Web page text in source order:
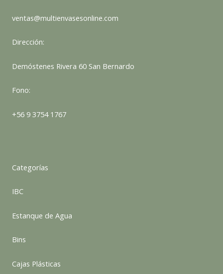
ventas@multienvasesonline.com
Dirección:
Demóstenes Rivera 60 San Bernardo
Fono:
+56 9 3754 1767
Categorías
IBC
Estanque de Agua
Bins
Cajas Plásticas